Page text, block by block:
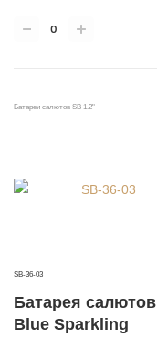
Батареи салютов SB 1.2"
SB-36-03
Батарея салютов
Blue Sparkling